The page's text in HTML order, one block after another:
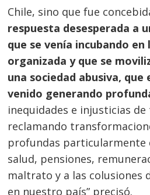
Chile, sino que fue
respuesta desesperada a
que se venía incubando en
organizada y que se
una sociedad abusiva, que
venido generando
inequidades e injusticias
reclamando
profundas particularmente
salud, pensiones,
maltrato y a las colusiones
en nuestro país” precisó.